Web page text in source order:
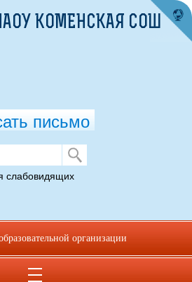
физиков"
КОМЕНСКАЯ СОШ
письмо
слабовидящих
организации